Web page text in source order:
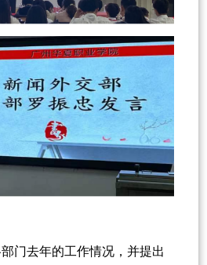
门去年的工作情况，并提出